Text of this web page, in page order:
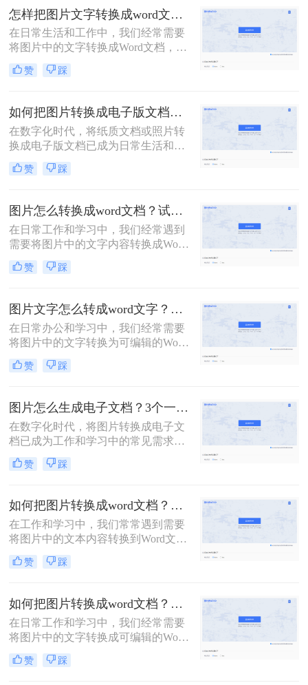
成word呢？本文将介绍四种提取截图
文字的方法，帮助你轻松应对各种场
景。
怎样把图片文字转换成word文档？分享3种简单方法，1秒搞定！
在日常生活和工作中，我们经常需要
将图片中的文字转换成Word文档，以
便于编辑、整理或分享。那么怎样把
图片文字转换成word文档呢？本文将
松实现图片文字到Word文档的转换。
赞 踩
如何把图片转换成电子版文档？可以试试这三个方法！
在数字化时代，将纸质文档或照片转
换成电子版文档已成为日常生活和工
作中不可或缺的一部分。这不仅便于
存储、共享和编辑，还能有效减少纸
把图片转换成电子版文档呢？本文将
详细介绍几种将图片转换成电子版文
档的方法，帮助您轻松实现这一转换
过程。
赞 踩
图片怎么转换成word文档？试试这四个方法！
在日常工作和学习中，我们经常遇到
需要将图片中的文字内容转换成Word
文档的情况。这可能是因为图片中的
信息需要编辑、修改或进一步处理，
效。幸运的是，随着技术的发展，现
在有多种方法可以将图片转换成Word
文档，让这一过程变得简单快捷。本
文将为您详细介绍图片怎么转换成
word文档，包括使用OCR技术、在线
转换工具、桌面软件以及手机应用等
赞 踩
图片文字怎么转成word文字？教你两个方法免费转换！
在日常办公和学习中，我们经常需要
将图片中的文字转换为可编辑的Word
文档。这一需求在资料整理、笔记制
作以及信息提取等场景中尤为常见。
本文将介绍几种将图片转文字并弄成
Word文档的方法，帮助您轻松实现这
一操作。
赞 踩
图片怎么生成电子文档？3个一看就会的方法！
在数字化时代，将图片转换成电子文
档已成为工作和学习中的常见需求。
无论是为了整理笔记、保存资料还是
共享文档，将图片转换为电子版都是
生成电子文档呢？本文将为你介绍三
种简单实用的方法，让你轻松将图片
转换成电子文档，提高工作效率。
赞 踩
如何把图片转换成word文档？来试试这三种方法吧！
在工作和学习中，我们常常遇到需要
将图片中的文本内容转换到Word文档
中的情况，例如从扫描件提取文字、
整理笔记或是重新编辑印刷材料。那
文将向您介绍几种有效的方法，帮助
您轻松实现这一目标。
赞 踩
如何把图片转换成word文档？这三个方法可以学习一下！
在日常工作和学习中，我们经常需要
将图片中的文字转换成可编辑的Word
文档格式，以便进行进一步的编辑和
整理。那么如何把图片转换成word文
赞 踩